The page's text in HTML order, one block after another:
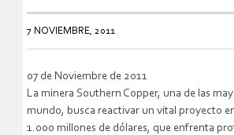
7 NOVIEMBRE, 2011
07 de Noviembre de 2011
La minera Southern Copper, una de las
mundo, busca reactivar un vital proyecto
1.000 millones de dólares, que enfrenta